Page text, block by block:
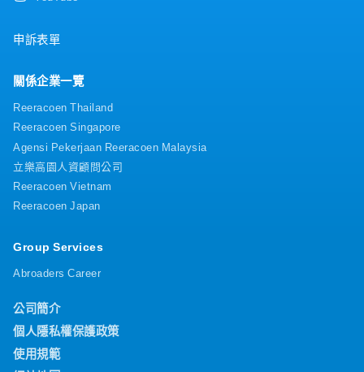
申訴表單
關係企業一覽
Reeracoen Thailand
Reeracoen Singapore
Agensi Pekerjaan Reeracoen Malaysia
立樂高園人資顧問公司
Reeracoen Vietnam
Reeracoen Japan
Group Services
Abroaders Career
公司簡介
個人隱私權保護政策
使用規範